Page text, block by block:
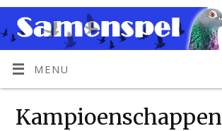
MENU